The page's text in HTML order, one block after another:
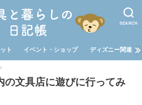
SEARCH
ト イベント・ショップ ディズニー関連
文具店に遊びに行ってみ